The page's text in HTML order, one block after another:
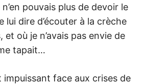
n’en pouvais plus de devoir le
lui dire d’écouter à la crèche
et où je n’avais pas envie de
tapait…
impuissant face aux crises de